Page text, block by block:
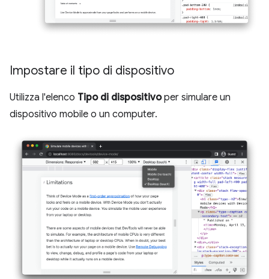
Impostare il tipo di dispositivo
Utilizza l'elenco Tipo di dispositivoper simulare un
dispositivo mobile o un computer.